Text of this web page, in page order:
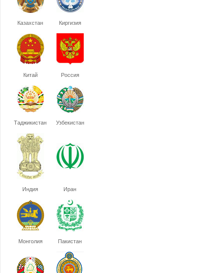
Казахстан Киргизия
Китай Россия
Таджикистан Узбекистан
Индия Иран
Монголия Пакистан